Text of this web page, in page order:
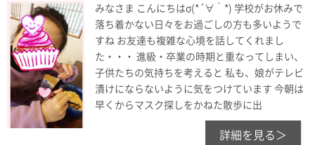
みなさま こんにちはσ(*´∀｀*) 学校がお休みで
落ち着かない日々をお過ごしの方も多いようで
すね お友達も複雑な心境を話してくれまし
た・・・ 進級・卒業の時期と重なってしまい、
子供たちの気持ちを考えると 私も、娘がテレビ
漬けにならないように気をつけています 今朝は
早くからマスク探しをかねた散歩に出
詳細を見る＞